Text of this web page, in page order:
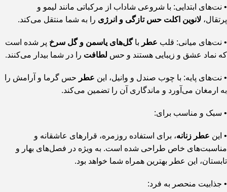
• نت‌های ابتدایی: با شروعی شاداب از مرکباتی مانند لیمو و
پرتقال، لانوین اکلت حس تازگی و انرژی را به شما منتقل می‌کند.
• نت‌های میانی: قلب عطر باگل‌های یاسمن و گل سرخ پر شده است
که نماد عشق و زیبایی هستند و حس لطافت را در شما بیدار می‌کنند.
• نت‌های پایه: با چوب صندل و وانیل، این عطر حس گرما و آرامش را
به ارمغان می‌آورد و ماندگاری آن را تضمین می‌کند.
• سبک و مناسب برای:
• این عطر زنانه، برای استفاده روزمره، قرارهای عاشقانه و
مناسبت‌های خاص طراحی شده است. به ویژه در فصل‌های بهار و
تابستان، این عطر بهترین همراه شما خواهد بود.
• جذابیت منحصر به فرد: